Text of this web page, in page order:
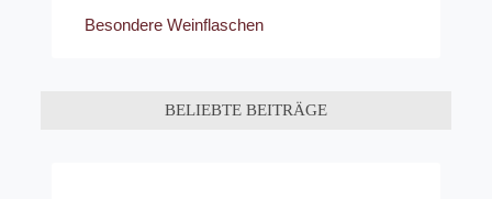
Besondere Weinflaschen
BELIEBTE BEITRÄGE